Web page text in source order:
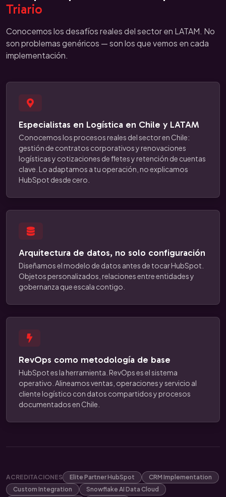
Triario
Conocemos los desafíos reales del sector en LATAM. No
son problemas genéricos — son los que vemos en cada
implementación.
Especialistas en Logística en Chile y LATAM
Conocemos los procesos reales del sector en Chile:
gestión de contratos corporativos y renovaciones
logísticas y cotizaciones de fletes y retención de cuentas
clave. Lo adaptamos a tu operación, no explicamos
HubSpot desde cero.
Arquitectura de datos, no solo configuración
Diseñamos el modelo de datos antes de tocar HubSpot.
Objetos personalizados, relaciones entre entidades y
gobernanza que escala contigo.
RevOps como metodología de base
HubSpot es la herramienta. RevOps es el sistema
operativo. Alineamos ventas, operaciones y servicio al
cliente logístico con datos compartidos y procesos
documentados en Chile.
ACREDITACIONES Elite Partner HubSpot
CRM Implementation
Custom Integration
Snowflake AI Data Cloud